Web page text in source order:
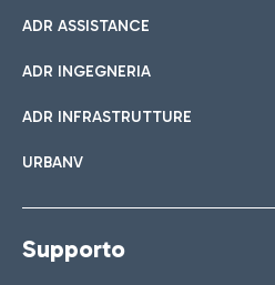
ADR ASSISTANCE
ADR INGEGNERIA
ADR INFRASTRUTTURE
URBANV
Supporto